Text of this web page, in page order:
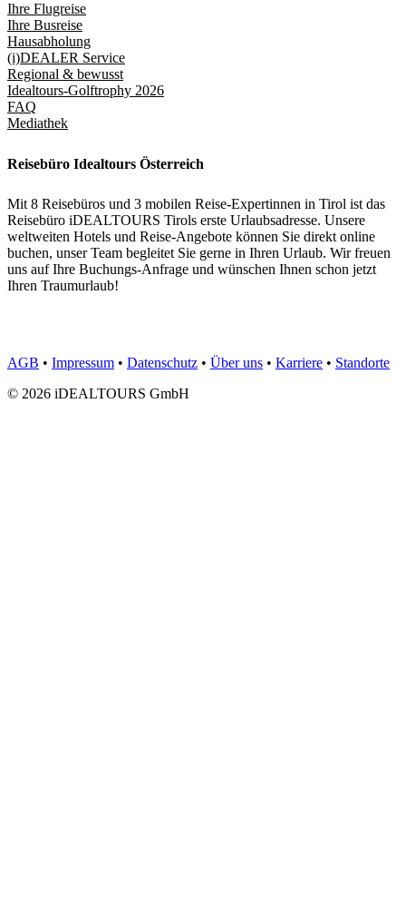
Ihre Flugreise
Ihre Busreise
Hausabholung
(i)DEALER Service
Regional & bewusst
Idealtours-Golftrophy 2026
FAQ
Mediathek
Reisebüro Idealtours Österreich
Mit 8 Reisebüros und 3 mobilen Reise-Expertinnen in Tirol ist das
Reisebüro iDEALTOURS Tirols erste Urlaubsadresse. Unsere
weltweiten Hotels und Reise-Angebote können Sie direkt online
buchen, unser Team begleitet Sie gerne in Ihren Urlaub. Wir freuen
uns auf Ihre Buchungs-Anfrage und wünschen Ihnen schon jetzt
Ihren Traumurlaub!
AGB • Impressum • Datenschutz • Über uns • Karriere • Standorte
© 2026 iDEALTOURS GmbH